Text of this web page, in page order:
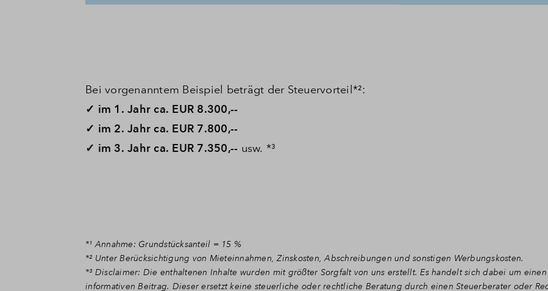
Bei vorgenanntem Beispiel beträgt der Steuervorteil*²:
✓ im 1. Jahr ca. EUR 8.300,--
✓ im 2. Jahr ca. EUR 7.800,--
✓ im 3. Jahr ca. EUR 7.350,-- usw. *³
*¹ Annahme: Grundstücksanteil = 15 %
*² Unter Berücksichtigung von Mieteinnahmen, Zinskosten, Abschreibungen und sonstigen Werbungskosten.
*³ Disclaimer: Die enthaltenen Inhalte wurden mit größter Sorgfalt von uns erstellt. Es handelt sich dabei um
informativen Beitrag. Dieser ersetzt keine steuerliche oder rechtliche Beratung durch einen Steuerberater oder